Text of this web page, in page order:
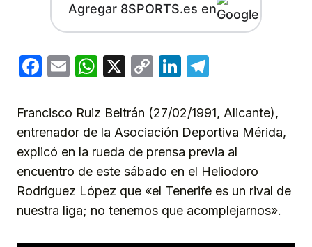
Agregar 8SPORTS.es en
Facebook
EmailWhatsApp
X
CopyLinkedIn
Francisco Ruiz Beltrán (27/02/1991, Alicante),
entrenador de la Asociación Deportiva Mérida,
explicó en la rueda de prensa previa al
encuentro de este sábado en el Heliodoro
Rodríguez López que «el Tenerife es un rival de
nuestra liga; no tenemos que acomplejarnos».